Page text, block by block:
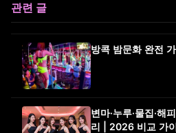
관련 글
방콕 밤문화 완전
변마·누루·물집·해
리 | 2026 비교 가